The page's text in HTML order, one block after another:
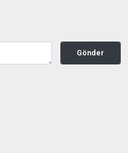
Gönder